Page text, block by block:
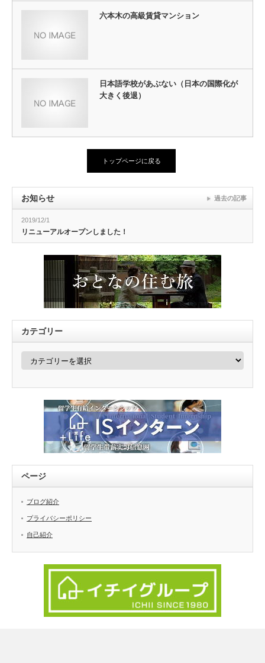
六本木の高級賃貸マンション
日本語学校があぶない（日本の国際化が
大きく後退）
トップページに戻る
お知らせ
2019/12/1
リニューアルオープンしました！
過去の記事
カテゴリー
カ
ー
ページ
ブログ紹介
プライバシーポリシー
自己紹介